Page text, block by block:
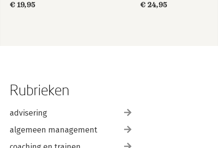
€ 19,95
€ 24,95
Rubrieken
advisering
algemeen management